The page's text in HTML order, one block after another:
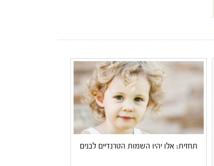
תחזית: אלו יהיו השמות הטרנדיים לבנים